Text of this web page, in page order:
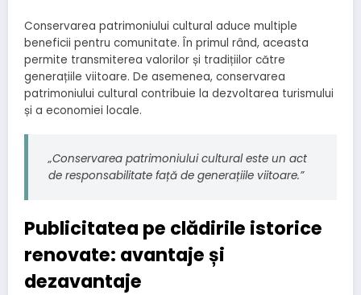
Conservarea patrimoniului cultural aduce multiple
beneficii pentru comunitate. În primul rând, aceasta
permite transmiterea valorilor și tradițiilor către
generațiile viitoare. De asemenea, conservarea
patrimoniului cultural contribuie la dezvoltarea turismului
și a economiei locale.
„Conservarea patrimoniului cultural este un act
de responsabilitate față de generațiile viitoare.”
Publicitatea pe clădirile istorice
renovate: avantaje și
dezavantaje